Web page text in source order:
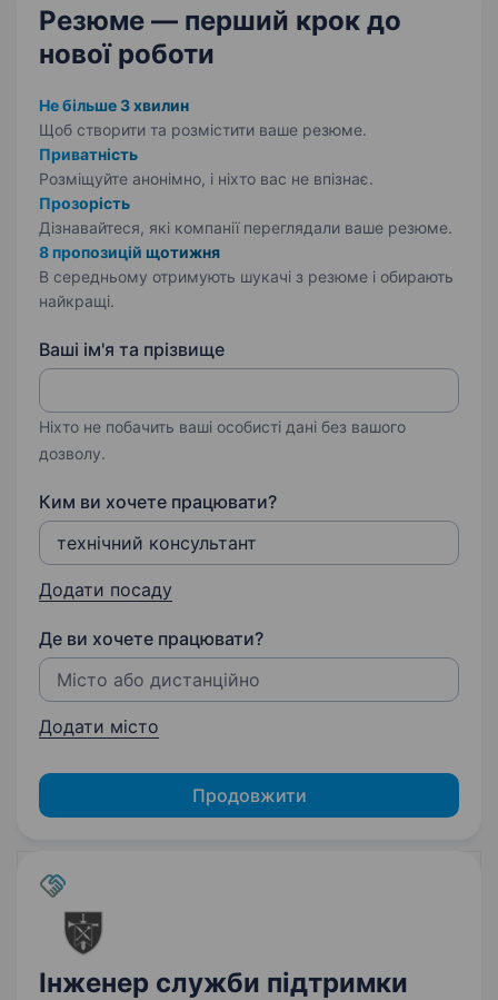
Резюме — перший крок до
нової роботи
Не більше 3 хвилин
Щоб створити та розмістити ваше резюме.
Приватність
Розміщуйте анонімно, і ніхто вас не впізнає.
Прозорість
Дізнавайтеся, які компанії переглядали ваше резюме.
8 пропозицій щотижня
В середньому отримують шукачі з резюме і обирають
найкращі.
Ваші ім'я та прізвище
Ніхто не побачить ваші особисті дані без вашого
дозволу.
Ким ви хочете працювати?
Додати посаду
Де ви хочете працювати?
Додати місто
Продовжити
Інженер служби підтримки